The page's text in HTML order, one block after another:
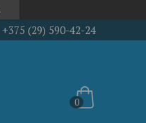
+375 (29) 590-42-24